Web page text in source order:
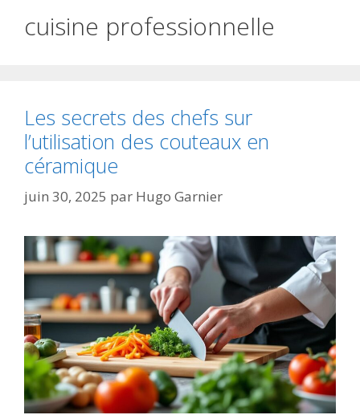
cuisine professionnelle
Les secrets des chefs sur
l’utilisation des couteaux en
céramique
juin 30, 2025 par Hugo Garnier